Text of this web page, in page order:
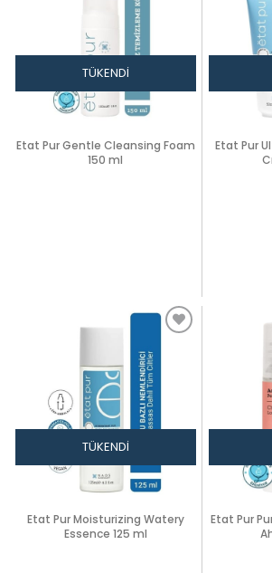
TÜKENDI
Etat Pur Gentle Cleansing Foam
150 ml
Etat Pur
TÜKENDI
Etat Pur Moisturizing Watery
Essence 125 ml
Etat Pur